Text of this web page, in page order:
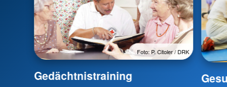
Foto: P. Citoler / DRK
Gedächtnistraining